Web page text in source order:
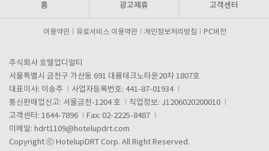
홈 광고제휴 고객센터
이용약관 유료서비스 이용약관 개인정보처리방침 PC버전
주식회사 호텔업디알티
서울특별시 금천구 가산동 691 대륭테크노타운20차 1807호
대표이사: 이송주
사업자등록번호: 441-87-01934
통신판매업신고: 서울금천-1204 호
직업정보: J1206020200010
고객센터: 1644-7896
Fax: 02-2225-8487
이메일: hdrt1109@hotelupdrt.com
Copyright ⓒ HotelupDRT Corp. All Right Reserved.